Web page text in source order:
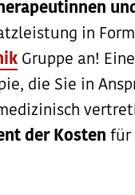
in
Gruppe an!
die Sie in
der Kosten für